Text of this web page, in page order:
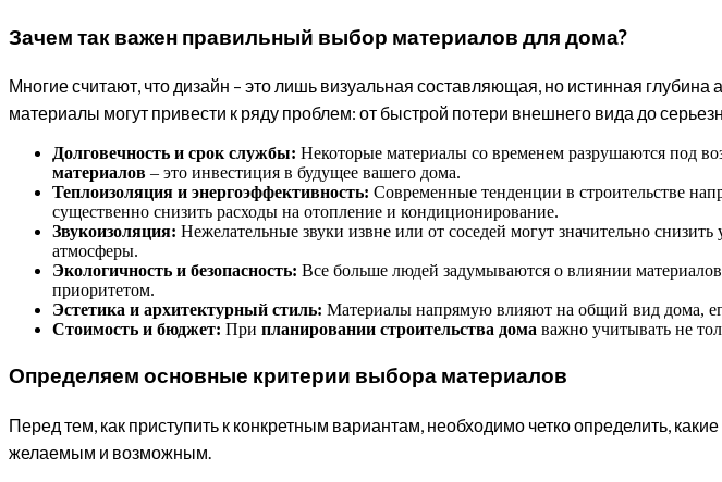
Зачем так важен правильный выбор материалов для дома?
Многие считают, что дизайн – это лишь визуальная составляющая, но истинная глубина
материалы могут привести к ряду проблем: от быстрой потери внешнего вида до
Долговечность и срок службы: Некоторые материалы со временем разрушаются под
материалов – это инвестиция в будущее вашего дома.
Теплоизоляция и энергоэффективность: Современные тенденции в строительстве
существенно снизить расходы на отопление и кондиционирование.
Звукоизоляция: Нежелательные звуки извне или от соседей могут значительно снизить
атмосферы.
Экологичность и безопасность: Все больше людей задумываются о влиянии
приоритетом.
Эстетика и архитектурный стиль: Материалы напрямую влияют на общий вид дома,
Стоимость и бюджет: При планировании строительства дома важно учитывать не
Определяем основные критерии выбора материалов
Перед тем, как приступить к конкретным вариантам, необходимо четко определить,
желаемым и возможным.